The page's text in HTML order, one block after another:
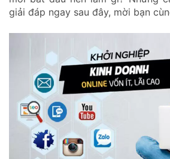
giải đáp ngay sau đây, mời bạn